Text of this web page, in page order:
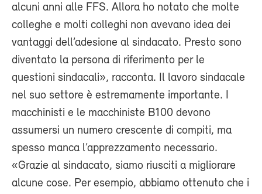
alcuni anni alle FFS. Allora ho notato che molte
colleghe e molti colleghi non avevano idea dei
vantaggi dell’adesione al sindacato. Presto sono
diventato la persona di riferimento per le
questioni sindacali», racconta. Il lavoro sindacale
nel suo settore è estremamente importante. I
macchinisti e le macchiniste B100 devono
assumersi un numero crescente di compiti, ma
spesso manca l’apprezzamento necessario.
«Grazie al sindacato, siamo riusciti a migliorare
alcune cose. Per esempio, abbiamo ottenuto che i